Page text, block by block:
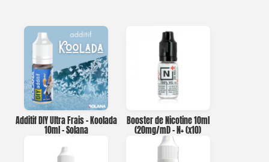
Additif DIY Ultra Frais – Koolada
10ml – Solana
Booster de Nicotine 10ml
(20mg/ml) – N+ (x10)